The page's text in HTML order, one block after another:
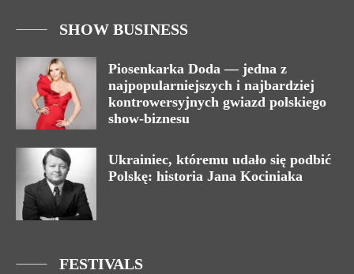
SHOW BUSINESS
Piosenkarka Doda — jedna z
najpopularniejszych i najbardziej
kontrowersyjnych gwiazd polskiego
show-biznesu
Ukrainiec, któremu udało się podbić
Polskę: historia Jana Kociniaka
FESTIVALS